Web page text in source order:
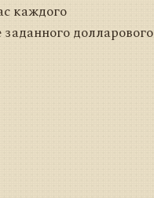
каждого
долларового